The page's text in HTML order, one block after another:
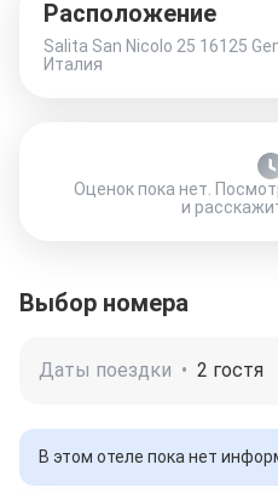
Расположение
Salita San Nicolo 25 16125
Италия
Оценок пока нет.
и
Выбор номера
Даты поездки • 2 гостя
В этом отеле пока нет